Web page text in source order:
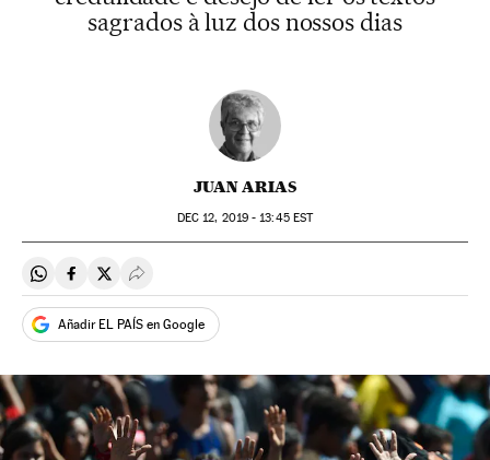
sagrados à luz dos nossos dias
JUAN ARIAS
DEC 12, 2019 - 13:45EST
Compartir en Whatsapp
Compartir en Facebook
Compartir en Twitter
Desplegar Redes Sociales
Añadir EL PAÍS en Google